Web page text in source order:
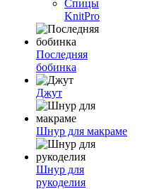
Спицы
KnitPro
Последняя
бобинка
Джут
Шнур для макраме
Шнур для
рукоделия